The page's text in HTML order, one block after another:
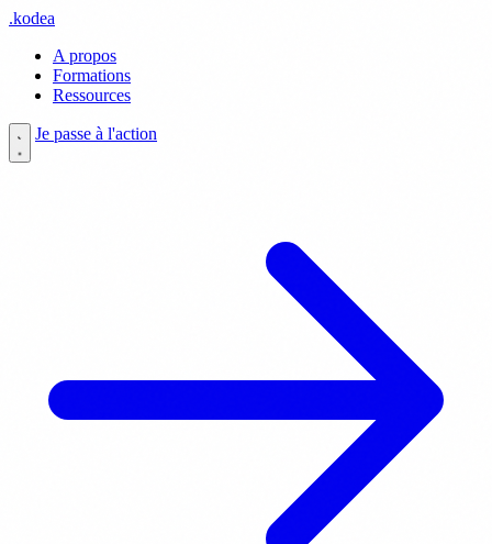
.kodea
A propos
Formations
Ressources
Je passe à l'action